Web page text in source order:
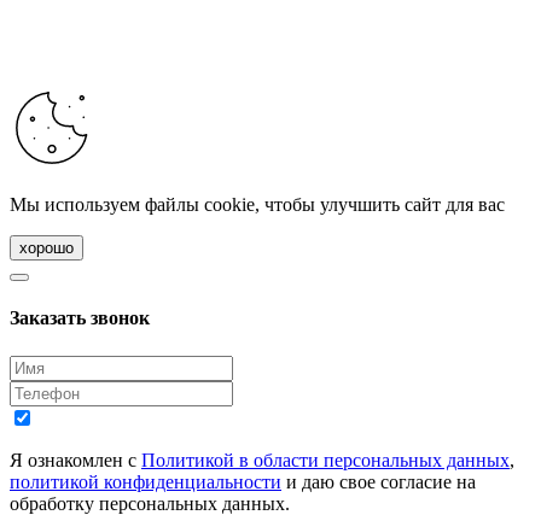
Мы используем файлы cookie, чтобы улучшить сайт для вас
хорошо
Заказать звонок
Я ознакомлен с Политикой в области персональных данных,
политикой конфиденциальности и даю свое согласие на
обработку персональных данных.